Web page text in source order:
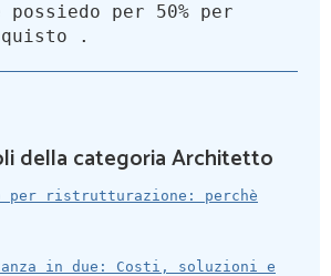
possiedo per 50% per
.
della categoria Architetto
per ristrutturazione: perchè
in due: Costi, soluzioni e